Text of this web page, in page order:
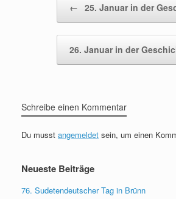
← 25. Januar in der
26. Januar in der
Schreibe einen Kommentar
Du musst angemeldet sein, um einen
Neueste Beiträge
76. Sudetendeutscher Tag in Brünn